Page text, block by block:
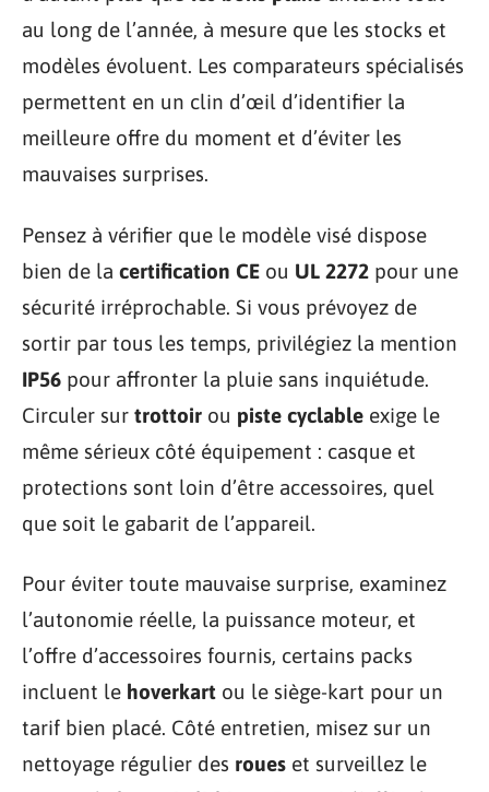
au long de l’année, à mesure que les stocks et
modèles évoluent. Les comparateurs spécialisés
permettent en un clin d’œil d’identifier la
meilleure offre du moment et d’éviter les
mauvaises surprises.
Pensez à vérifier que le modèle visé dispose
bien de la certification CE ou UL 2272 pour une
sécurité irréprochable. Si vous prévoyez de
sortir par tous les temps, privilégiez la mention
IP56 pour affronter la pluie sans inquiétude.
Circuler sur trottoir ou piste cyclable exige le
même sérieux côté équipement : casque et
protections sont loin d’être accessoires, quel
que soit le gabarit de l’appareil.
Pour éviter toute mauvaise surprise, examinez
l’autonomie réelle, la puissance moteur, et
l’offre d’accessoires fournis, certains packs
incluent le hoverkart ou le siège-kart pour un
tarif bien placé. Côté entretien, misez sur un
nettoyage régulier des roues et surveillez le